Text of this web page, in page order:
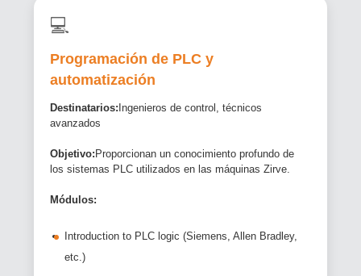
💻
Programación de PLC y
automatización
Destinatarios: Ingenieros de control, técnicos
avanzados
Objetivo: Proporcionan un conocimiento profundo de
los sistemas PLC utilizados en las máquinas Zirve.
Módulos:
Introduction to PLC logic (Siemens, Allen Bradley,
etc.)